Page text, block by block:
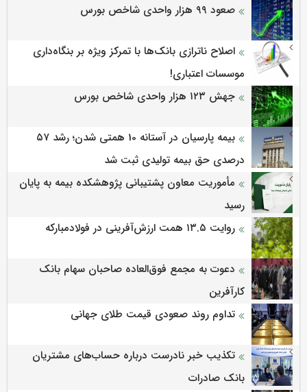
صعود ۹۹ هزار واحدی شاخص بورس
اصلاح ناترازی بانک‌ها با تمرکز ویژه بر بنگاه‌داری
موسسات اعتباری!
جهش ۱۲۳ هزار واحدی شاخص بورس
بیمه پارسیان در آستانه 10 همتی شدن؛ رشد ۵۷
درصدی حق بیمه تولیدی ثبت شد
مأموریت معاون پشتیبانی پژوهشكده بیمه به پایان
رسید
روایت ۱۳.۵ همت ارزش‌آفرینی در فولادمبارکه
دعوت به مجمع فوق‌العاده صاحبان سهام بانک
کارآفرین
تداوم روند صعودی قیمت طلای جهانی
تکذیب خبر نادرست درباره حساب‌های مشتریان
بانک صادرات